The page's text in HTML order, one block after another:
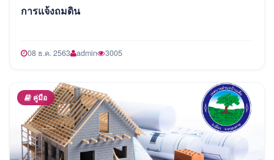
การแจ้งถมดิน
08 ธ.ค. 2563 admin 3005
คู่มือ